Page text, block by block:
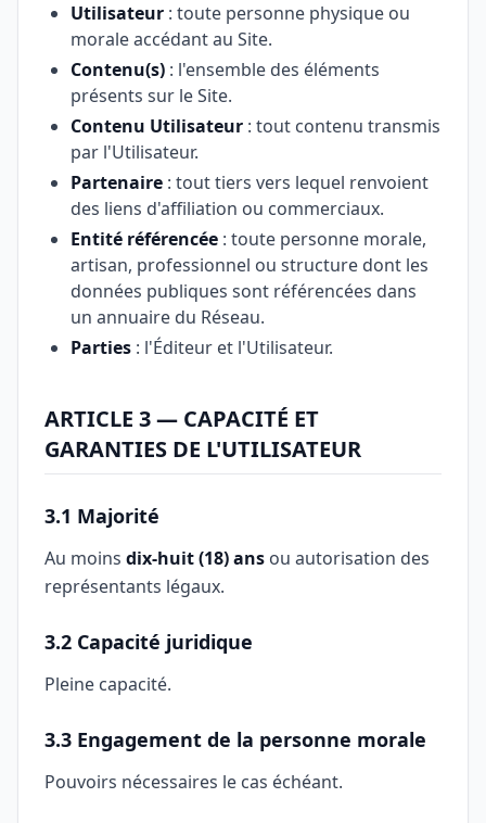
Utilisateur : toute personne physique ou
morale accédant au Site.
Contenu(s) : l'ensemble des éléments
présents sur le Site.
Contenu Utilisateur : tout contenu transmis
par l'Utilisateur.
Partenaire : tout tiers vers lequel renvoient
des liens d'affiliation ou commerciaux.
Entité référencée : toute personne morale,
artisan, professionnel ou structure dont les
données publiques sont référencées dans
un annuaire du Réseau.
Parties : l'Éditeur et l'Utilisateur.
ARTICLE 3 — CAPACITÉ ET
GARANTIES DE L'UTILISATEUR
3.1 Majorité
Au moins dix-huit (18) ans ou autorisation des
représentants légaux.
3.2 Capacité juridique
Pleine capacité.
3.3 Engagement de la personne morale
Pouvoirs nécessaires le cas échéant.